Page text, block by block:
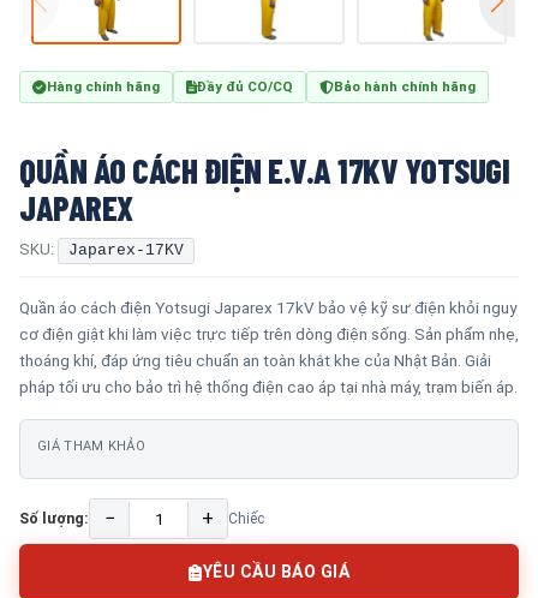
Hàng chính hãng Đầy đủ CO/CQ Bảo hành chính hãng
QUẦN ÁO CÁCH ĐIỆN E.V.A 17KV YOTSUGI
JAPAREX
SKU: Japarex-17KV
Quần áo cách điện Yotsugi Japarex 17kV bảo vệ kỹ sư điện khỏi nguy
cơ điện giật khi làm việc trực tiếp trên dòng điện sống. Sản phẩm nhẹ,
thoáng khí, đáp ứng tiêu chuẩn an toàn khắt khe của Nhật Bản. Giải
pháp tối ưu cho bảo trì hệ thống điện cao áp tại nhà máy, trạm biến áp.
GIÁ THAM KHẢO
Số lượng: − + Chiếc
YÊU CẦU BÁO GIÁ